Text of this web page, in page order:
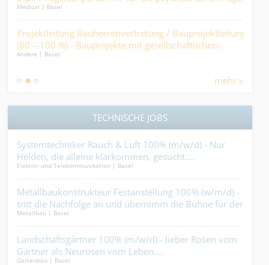
Medical | Basel
Projektleitung Bauherrenvertretung / Bauprojektleitung
(80 – 100 %) - Bauprojekte mit gesellschaftlichem
Mehrwert, statt reine Renditeobjekte.
Andere | Basel
mehr »
TECHNISCHE JOBS
Systemtechniker Rauch & Luft 100% (m/w/d) - Nur
Helden, die alleine klarkommen, gesucht....
Elektro- und Telekommunikation | Basel
Metallbaukonstrukteur Festanstellung 100% (w/m/d) -
tritt die Nachfolge an und übernimm die Bühne für den
ersten Akt....
Metallbau | Basel
Landschaftsgärtner 100% (m/w/d) - lieber Rosen vom
Gärtner als Neurosen vom Leben....
Gartenbau | Basel